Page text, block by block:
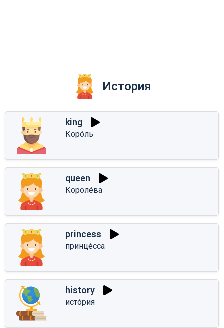
История
king
Коро́ль
queen
Короле́ва
princess
принце́сса
history
исто́рия